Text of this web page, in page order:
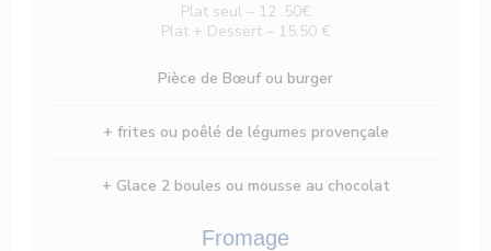
Plat seul – 12 .50€
Plat + Dessert – 15.50 €
Pièce de Bœuf ou burger
+ frites ou poêlé de légumes provençale
+ Glace 2 boules ou mousse au chocolat
Fromage